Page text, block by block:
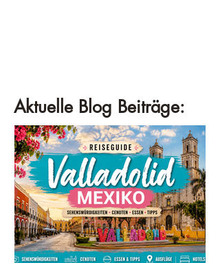
Aktuelle Blog Beiträge: